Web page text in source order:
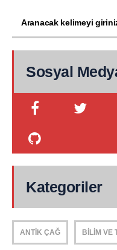
Sosyal
Kategoriler
ANTIK ÇAĞ BILIM VE